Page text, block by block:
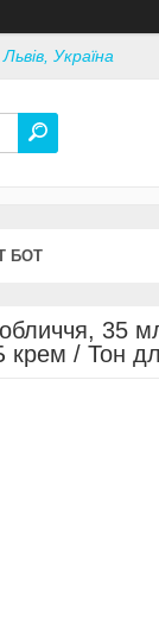
Україна
БОТ
35
крем / Тон